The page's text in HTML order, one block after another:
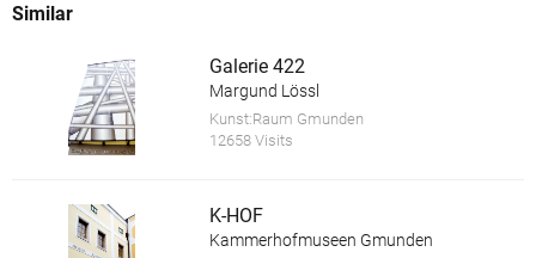
Similar
Galerie 422
Margund Lössl
Kunst:Raum Gmunden
12658 Visits
K-HOF
Kammerhofmuseen Gmunden